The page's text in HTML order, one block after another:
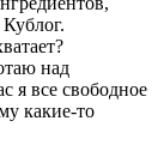
над
я все свободное
какие-то